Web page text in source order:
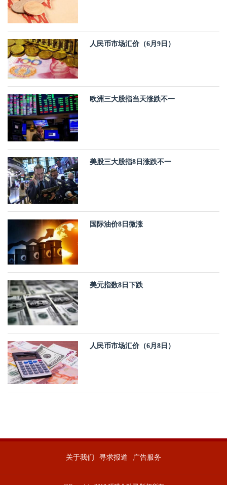
人民币市场汇价（6月9日）
欧洲三大股指当天涨跌不一
美股三大股指8日涨跌不一
国际油价8日微涨
美元指数8日下跌
人民币市场汇价（6月8日）
关于我们 寻求报道 广告服务